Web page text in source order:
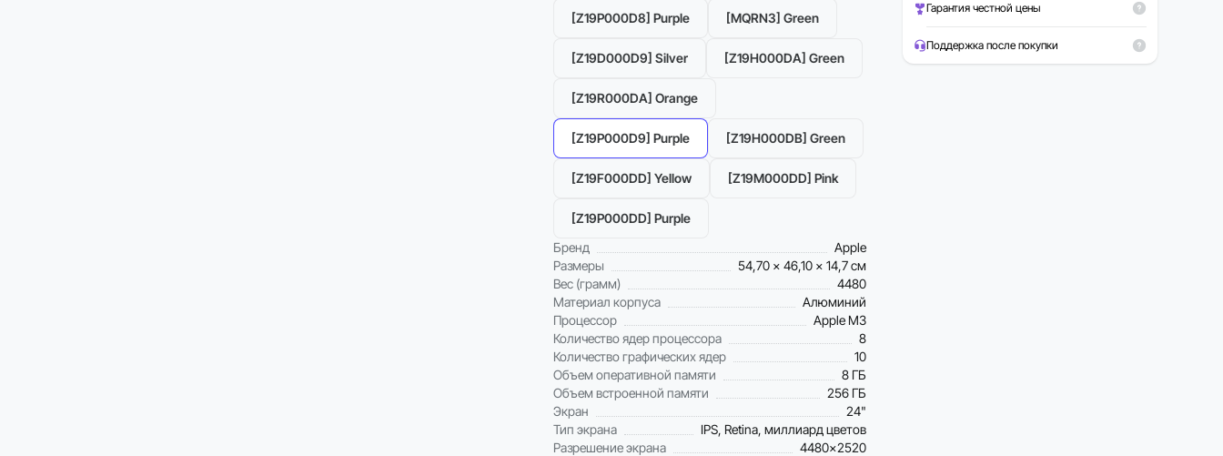
[Z19P000D8] Purple [MQRN3] Green
[Z19D000D9] Silver [Z19H000DA] Green
[Z19R000DA] Orange
[Z19P000D9] Purple [Z19H000DB] Green
[Z19F000DD] Yellow [Z19M000DD] Pink
[Z19P000DD] Purple
Бренд
Apple
Размеры
54,70 x 46,10 x 14,7 см
Вес (грамм)
4480
Материал корпуса
Алюминий
Процессор
Apple M3
Количество ядер процессора
8
Количество графических ядер
10
Объем оперативной памяти
8 ГБ
Объем встроенной памяти
256 ГБ
Экран
24"
Тип экрана
IPS, Retina, миллиард цветов
Разрешение экрана
4480×2520
Гарантия честной цены
Поддержка после покупки